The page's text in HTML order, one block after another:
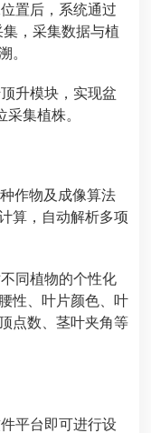
置后，系统通过
，采集数据与植
。
升模块，实现盆
集植株。
作物及成像算法
算，自动解析多项
同植物的个性化
性、叶片颜色、叶
点数、茎叶夹角等
平台即可进行设